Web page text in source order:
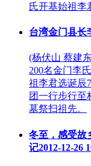
氏开基始祖李
台湾金门县长
(杨伏山 蔡建
200名金门李
祖李君选诞辰
团一行步行至
墓祭扫祖先。
冬至，感受
记2012-12-26